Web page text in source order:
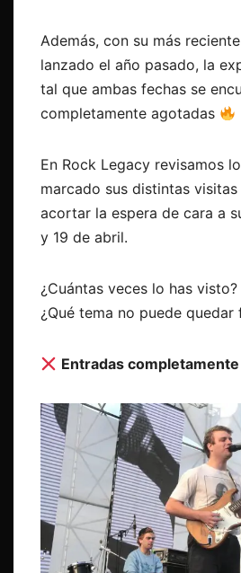
Además, con su más reciente
lanzado el año pasado, la
tal que ambas fechas se
completamente agotadas
En Rock Legacy revisamos
marcado sus distintas
acortar la espera de cara a
y 19 de abril.
¿Cuántas veces lo has visto?
¿Qué tema no puede
Entradas